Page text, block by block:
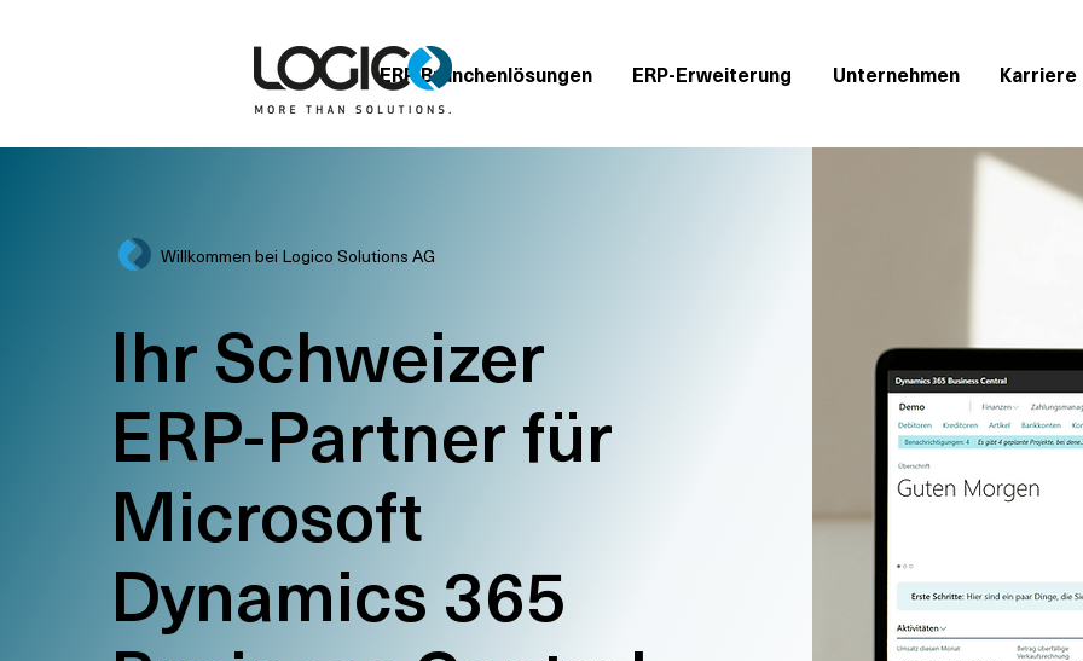
ERP Branchenlösungen ERP-Erweiterung Unternehmen Karriere
Willkommen bei Logico Solutions AG
Ihr Schweizer
ERP-Partner für
Microsoft
Dynamics 365